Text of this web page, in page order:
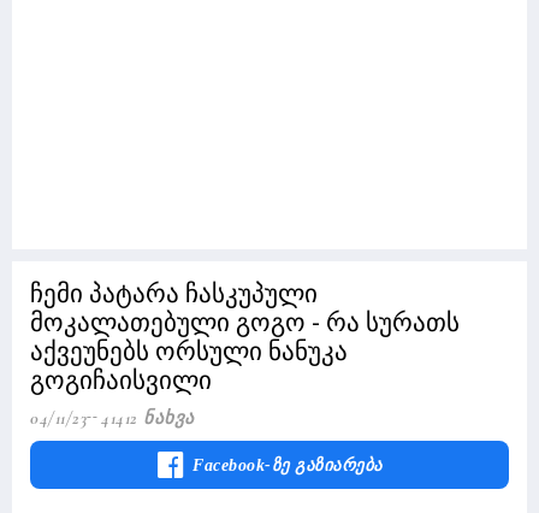
ჩემი პატარა ჩასკუპული
მოკალათებული გოგო - რა სურათს
აქვეუნებს ორსული ნანუკა
გოგიჩაისვილი
04/11/23 41412 Ნახვა
Facebook-Ზე Გაზიარება